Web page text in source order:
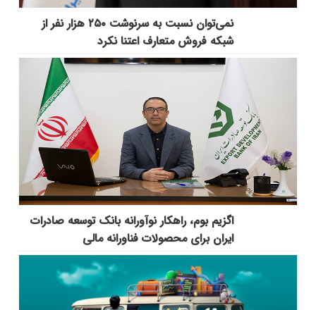
نمی‌توان نسبت به سرنوشت ۲۵۰ هزار نفر از
شبکه فروش متعارف اعتنا نکرد
اگزیم بوم، راهکار نوآورانه بانک توسعه صادرات
ایران برای محصولات فناورانه مالی